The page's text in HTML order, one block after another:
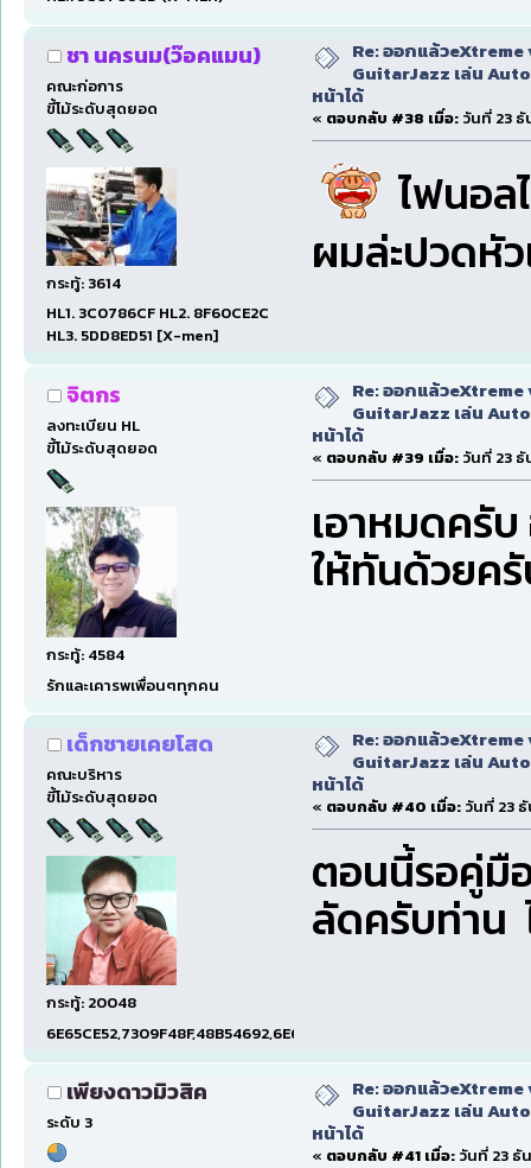
ชา นครนม(ว๊อคแมน)
คณะก่อการ
ขี้โม้ระดับสุดยอด
กระทู้: 3614
HL1. 3C0786CF HL2. 8F60CE2C
HL3. 5DD8ED51 [X-men]
Re: ออกแล้ว
GuitarJazz เล่น
หน้าได้
« ตอบกลับ #38 เมื่อ: วันที่ 23 ธั
ไฟนอล
ผมล่ะปวดหั
จิตกร
ลงทะเบียน HL
ขี้โม้ระดับสุดยอด
กระทู้: 4584
รักและเคารพเพื่อนๆทุกคน
Re: ออกแล้ว
GuitarJazz เล่น
หน้าได้
« ตอบกลับ #39 เมื่อ: วันที่ 23 ธั
เอาหมดครับ
ให้ทันด้วยค
เด็กชายเคยโสด
คณะบริหาร
ขี้โม้ระดับสุดยอด
กระทู้: 20048
6E65CE52,7309F48F,48B54692,6E674E74,1E001EF5
Re: ออกแล้ว
GuitarJazz เล่น
หน้าได้
« ตอบกลับ #40 เมื่อ: วันที่ 23
ตอนนี้รอคู่มื
ลัดครับท่าน
เพียงดาวมิวสิค
ระดับ 3
Re: ออกแล้ว
GuitarJazz เล่น
หน้าได้
« ตอบกลับ #41 เมื่อ: วันที่ 23 ธั